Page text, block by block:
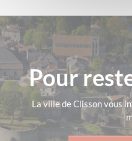
Pour
La ville de Clisson vous